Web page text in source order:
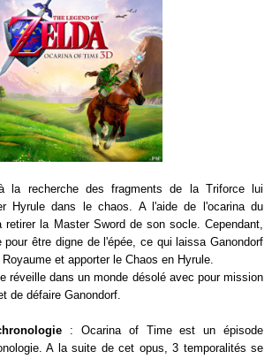
la recherche des fragments de la Triforce lui
Hyrule dans le chaos. A l'aide de l'ocarina du
la Master Sword de son socle. Cependant,
pour être digne de l'épée, ce qui laissa Ganondorf
et apporter le Chaos en Hyrule.
réveille dans un monde désolé avec pour mission
de défaire Ganondorf.
: Ocarina of Time est un épisode
A la suite de cet opus, 3 temporalités se